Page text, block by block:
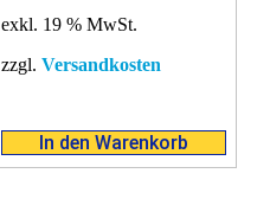
exkl. 19 % MwSt.
zzgl. Versandkosten
In den Warenkorb